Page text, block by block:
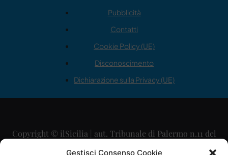
Gestisci Consenso Cookie
Pubblicità
Contatti
Cookie Policy (UE)
Disconoscimento
Dichiarazione sulla Privacy (UE)
Copyright © ilSicilia | aut. Tribunale di Palermo n.11 del
29/09/2015